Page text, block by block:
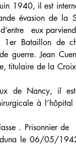
1940, il est
évasion de la
eux
Bataillon de
guerre. Jean
titulaire de la
de Nancy, il
à l’hôpital
. Prisonnier de
le 06/05/